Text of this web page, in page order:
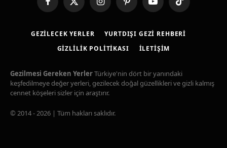
FacebookX
(Twitter)
InstagramPinterestYouTubeTikTok
GEZILECEK YERLER
YURTDIŞI GEZI REHBERI
GIZLILIK POLITIKASI
İLETIŞIM
Gezilmesi Gereken YerlerTürkiye'nin dört bir yanındaki
keşfedilmeye değer yerleri, gezilecek doğal güzellikleri ve gizli kalmış
cennet köşeleri sizler için araştırır.
© 2014 - 2026 | Tüm hakları saklıdır.